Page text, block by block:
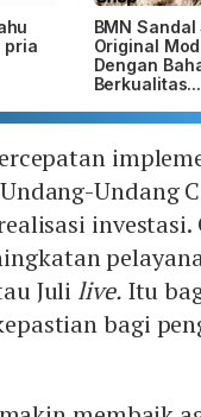
pria
BMN Sandal
Original
Dengan
Berkualitas...
Undang
investasi.
Juli live. Itu
bagi